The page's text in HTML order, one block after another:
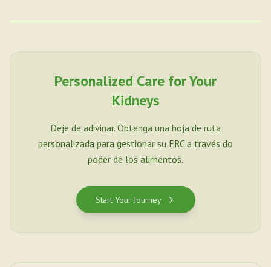
Personalized Care for Your
Kidneys
Deje de adivinar. Obtenga una hoja de ruta
personalizada para gestionar su ERC a través do
poder de los alimentos.
Start Your Journey